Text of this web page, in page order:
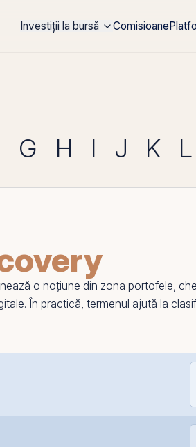
Investiții la bursă Comisioane
G H I J K L
o noțiune din zona portofele,
În practică, termenul ajută la